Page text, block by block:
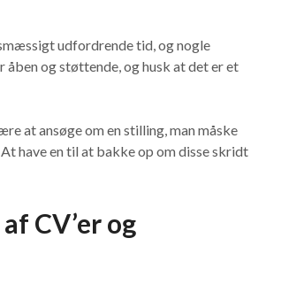
udfordrende tid, og nogle
og støttende, og husk at det er et
at ansøge om en stilling, man måske
have en til at bakke op om disse skridt
CV’er og